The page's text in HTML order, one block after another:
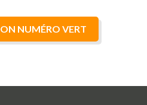
NUMÉRO VERT
d'appels